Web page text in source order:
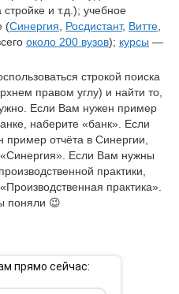
стройке и т.д.); учебное
(Синергия Росдистант, Витте
около 200 вузов); курсы —
строкой поиска
правом углу) и найти то,
Если Вам нужен пример
наберите «банк». Если
пример отчёта в Синергии,
Если Вам нужны
практики,
практика».
поняли 😉
прямо сейчас: